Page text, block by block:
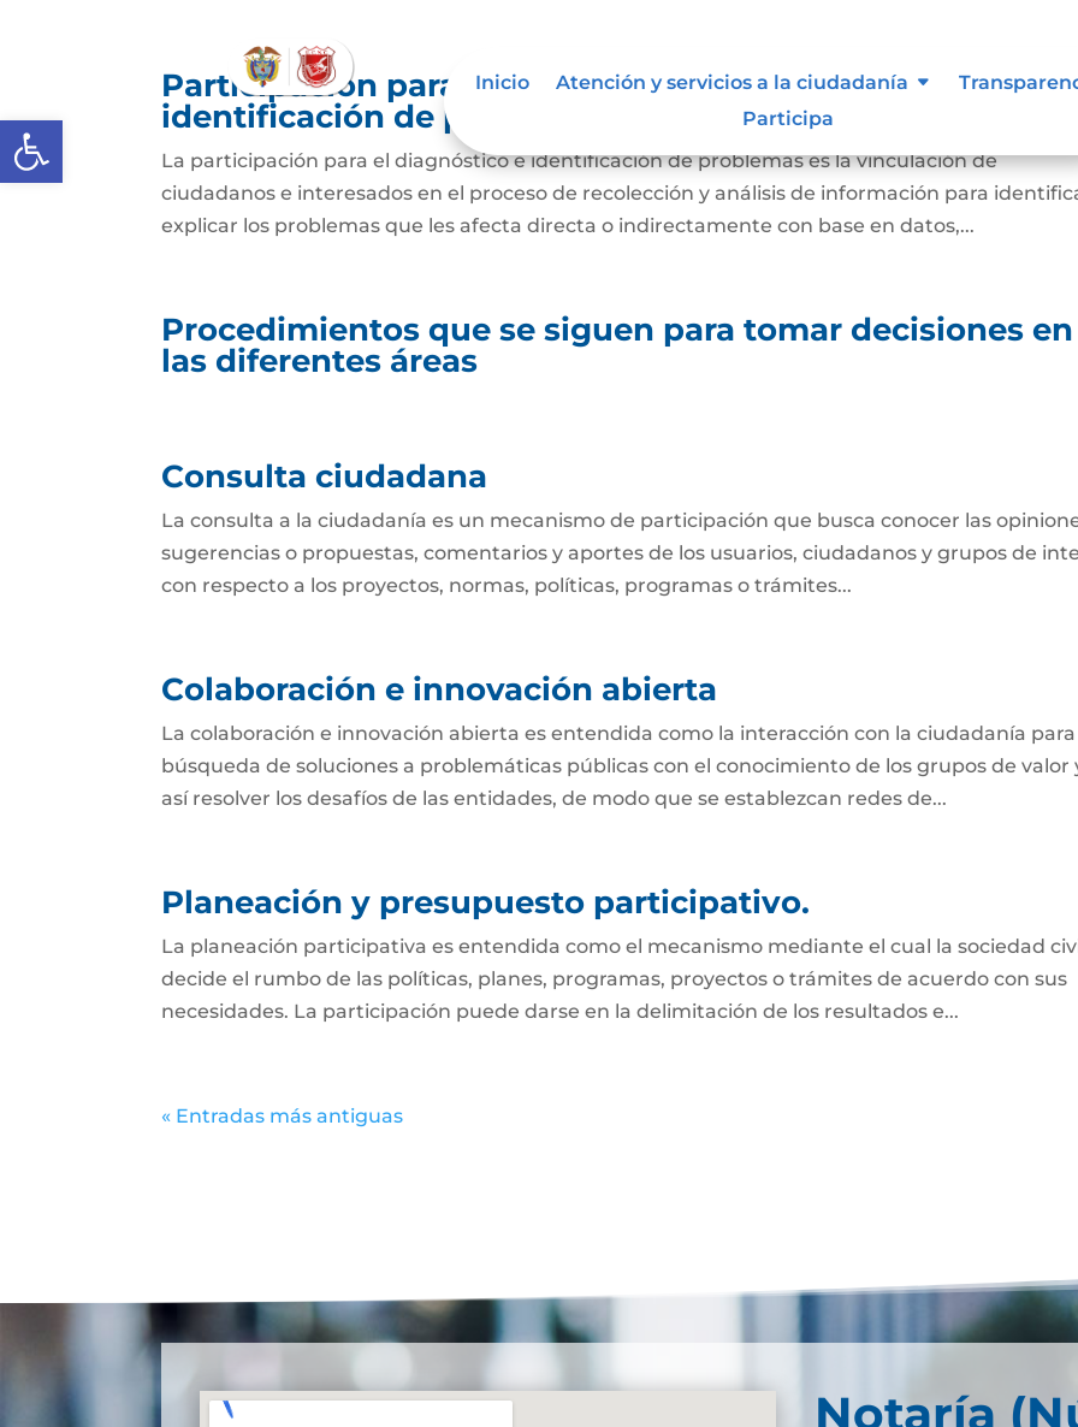
Abrir barra de herramientas
Inicio Atención y servicios a la ciudadanía
Participa
Participación para el diagnóstico de necesidades e
identificación de problemas.
La participación para el diagnóstico e identificación de problemas es la vinculación de
ciudadanos e interesados en el proceso de recolección y análisis de información para
explicar los problemas que les afecta directa o indirectamente con base en datos,...
Procedimientos que se siguen para tomar decisiones en
las diferentes áreas
Consulta ciudadana
La consulta a la ciudadanía es un mecanismo de participación que busca conocer las
sugerencias o propuestas, comentarios y aportes de los usuarios, ciudadanos y grupos de
con respecto a los proyectos, normas, políticas, programas o trámites...
Colaboración e innovación abierta
La colaboración e innovación abierta es entendida como la interacción con la ciudadanía para
búsqueda de soluciones a problemáticas públicas con el conocimiento de los grupos de valor
así resolver los desafíos de las entidades, de modo que se establezcan redes de...
Planeación y presupuesto participativo.
La planeación participativa es entendida como el mecanismo mediante el cual la sociedad
decide el rumbo de las políticas, planes, programas, proyectos o trámites de acuerdo con sus
necesidades. La participación puede darse en la delimitación de los resultados e...
« Entradas más antiguas
Notaría